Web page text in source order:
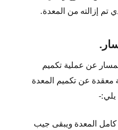
تم إزالته من المعدة.
عن عملية تكميم
معقدة عن تكميم المعدة
المعدة ويبقى جيب